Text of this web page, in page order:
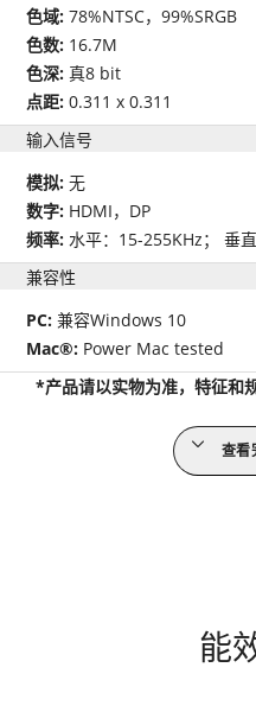
色域:78%NTSC，99%SRGB
色数: 16.7M
色深:真8 bit
点距:0.311 x 0.311
输入信号
模拟:无
数字: HDMI，DP
频率: 水平：15-255KHz； 垂
兼容性
PC:兼容Windows 10
Mac®: Power Mac tested
*产品请以实物为准，特征和
查看
能